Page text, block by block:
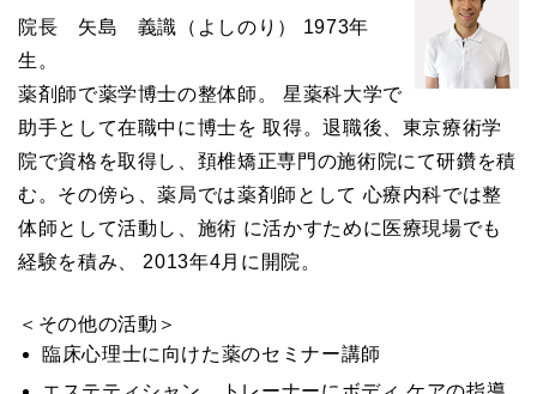
院長 矢島 義識（よしのり） 1973年
生。
薬剤師で薬学博士の整体師。 星薬科大学で
助手として在職中に博士を 取得。退職後、東京療術学
院で資格を取得し、頚椎矯正専門の施術院にて研鑽を積
む。その傍ら、薬局では薬剤師として 心療内科では整
体師として活動し、施術 に活かすために医療現場でも
経験を積み、 2013年4月に開院。
＜その他の活動＞
臨床心理士に向けた薬のセミナー講師